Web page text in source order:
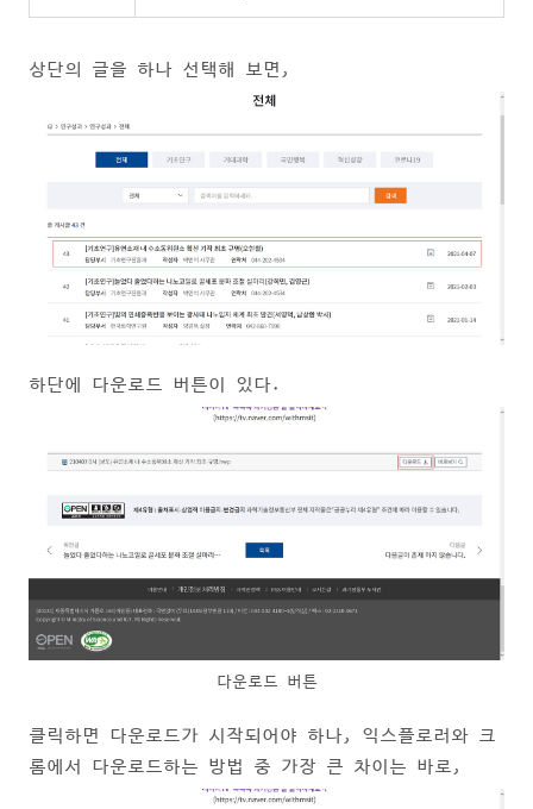
상단의 글을 하나 선택해 보면,
하단에 다운로드 버튼이 있다.
다운로드 버튼
클릭하면 다운로드가 시작되어야 하나, 익스플로러와 크
롬에서 다운로드하는 방법 중 가장 큰 차이는 바로,